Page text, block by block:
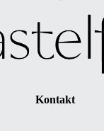
Kontakt